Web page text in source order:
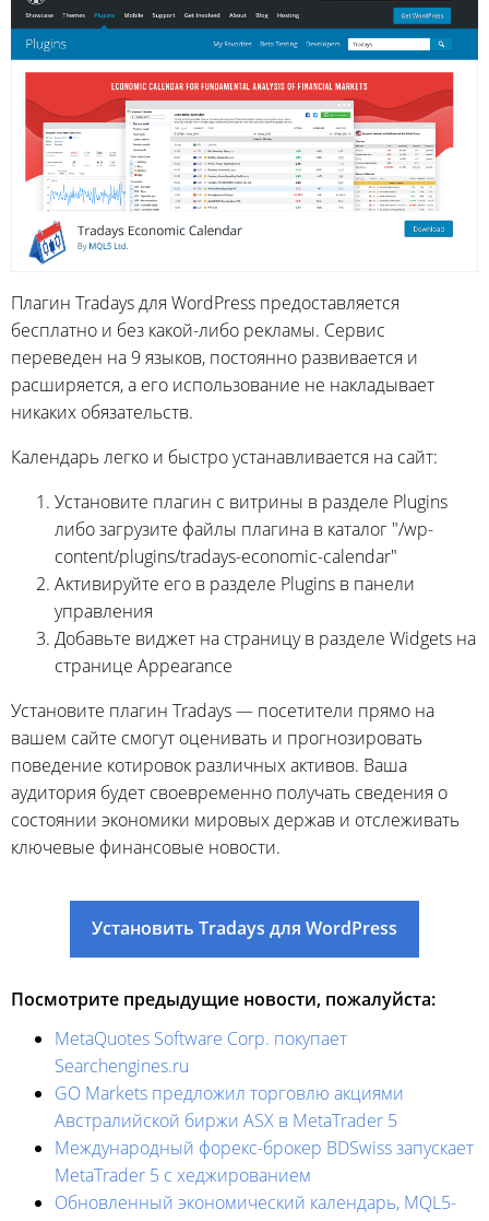
Плагин Tradays для WordPress предоставляется
бесплатно и без какой-либо рекламы. Сервис
переведен на 9 языков, постоянно развивается и
расширяется, а его использование не накладывает
никаких обязательств.
Календарь легко и быстро устанавливается на сайт:
Установите плагин с витрины в разделе Plugins
либо загрузите файлы плагина в каталог "/wp-
content/plugins/tradays-economic-calendar"
Активируйте его в разделе Plugins в панели
управления
Добавьте виджет на страницу в разделе Widgets на
странице Appearance
Установите плагин Tradays — посетители прямо на
вашем сайте смогут оценивать и прогнозировать
поведение котировок различных активов. Ваша
аудитория будет своевременно получать сведения о
состоянии экономики мировых держав и отслеживать
ключевые финансовые новости.
Установить Tradays для WordPress
Посмотрите предыдущие новости, пожалуйста:
MetaQuotes Software Corp. покупает
Searchengines.ru
GO Markets предложил торговлю акциями
Австралийской биржи ASX в MetaTrader 5
Международный форекс-брокер BDSwiss запускает
MetaTrader 5 с хеджированием
Обновленный экономический календарь, MQL5-